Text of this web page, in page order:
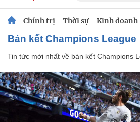
Chính trị Thời sự Kinh doanh
bán kết Champions League
Tin tức mới nhất về bán kết Champions